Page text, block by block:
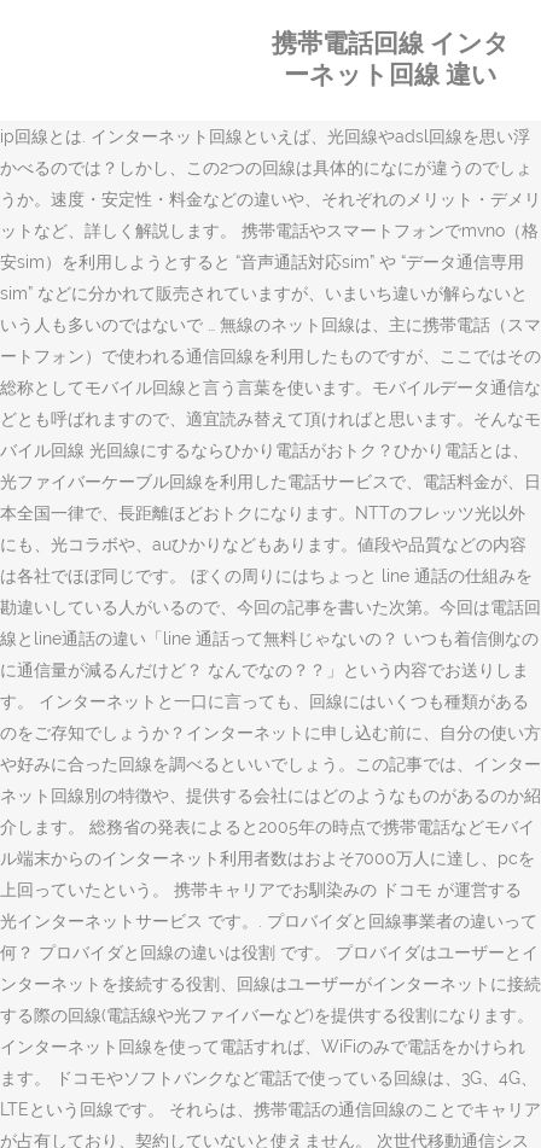
携帯電話回線 インタ
ーネット回線 違い
ip回線とは. インターネット回線といえば、光回線やadsl回線を思い浮
かべるのでは？しかし、この2つの回線は具体的になにが違うのでしょ
うか。速度・安定性・料金などの違いや、それぞれのメリット・デメリ
ットなど、詳しく解説します。 携帯電話やスマートフォンでmvno（格
安sim）を利用しようとすると “音声通話対応sim” や “データ通信専用
sim” などに分かれて販売されていますが、いまいち違いが解らないと
いう人も多いのではないで … 無線のネット回線は、主に携帯電話（スマ
ートフォン）で使われる通信回線を利用したものですが、ここではその
総称としてモバイル回線と言う言葉を使います。モバイルデータ通信な
どとも呼ばれますので、適宜読み替えて頂ければと思います。そんなモ
バイル回線 光回線にするならひかり電話がおトク？ひかり電話とは、
光ファイバーケーブル回線を利用した電話サービスで、電話料金が、日
本全国一律で、長距離ほどおトクになります。NTTのフレッツ光以外
にも、光コラボや、auひかりなどもあります。値段や品質などの内容
は各社でほぼ同じです。 ぼくの周りにはちょっと line 通話の仕組みを
勘違いしている人がいるので、今回の記事を書いた次第。今回は電話回
線とline通話の違い「line 通話って無料じゃないの？ いつも着信側なの
に通信量が減るんだけど？ なんでなの？？」という内容でお送りしま
す。 インターネットと一口に言っても、回線にはいくつも種類がある
のをご存知でしょうか？インターネットに申し込む前に、自分の使い方
や好みに合った回線を調べるといいでしょう。この記事では、インター
ネット回線別の特徴や、提供する会社にはどのようなものがあるのか紹
介します。 総務省の発表によると2005年の時点で携帯電話などモバイ
ル端末からのインターネット利用者数はおよそ7000万人に達し、pcを
上回っていたという。 携帯キャリアでお馴染みの ドコモ が運営する
光インターネットサービス です。. プロバイダと回線事業者の違いって
何？ プロバイダと回線の違いは役割 です。 プロバイダはユーザーとイ
ンターネットを接続する役割、回線はユーザーがインターネットに接続
する際の回線(電話線や光ファイバーなど)を提供する役割になります。
インターネット回線を使って電話すれば、WiFiのみで電話をかけられ
ます。 ドコモやソフトバンクなど電話で使っている回線は、3G、4G、
LTEという回線です。 それらは、携帯電話の通信回線のことでキャリア
が占有しており、契約していないと使えません。 次世代移動通信シス